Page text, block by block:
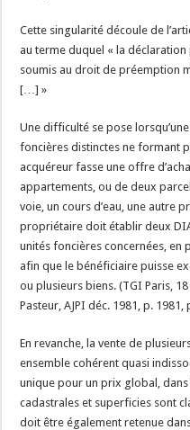
Cette singularité découle de
au terme duquel « la
soumis au droit de préemption
[…] »
Une difficulté se pose
foncières distinctes ne formant
acquéreur fasse une offre
appartements, ou de deux
voie, un cours d’eau, une autre
propriétaire doit établir deux
unités foncières concernées, en
afin que le bénéficiaire puisse
ou plusieurs biens. (TGI Paris,
Pasteur, AJPI déc. 1981, p. 1981,
En revanche, la vente de
ensemble cohérent quasi
unique pour un prix global,
cadastrales et superficies sont
doit être également retenue